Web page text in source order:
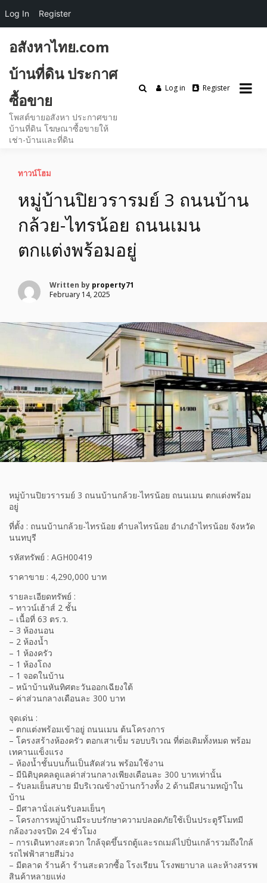
content
อสังหาไทย.com
บ้านที่ดิน ประกาศ
ซื้อขาย
โพสต์ขายอสังหา ประกาศขาย
บ้านที่ดิน โฆษณาซื้อขายให้
เช่า-บ้านและที่ดิน
Log in Register
ทาวน์โฮม
หมู่บ้านปิยวรารมย์ 3 ถนนบ้าน
กล้วย-ไทรน้อย ถนนเมน
ตกแต่งพร้อมอยู่
Written by property71
February 14, 2025
หมู่บ้านปิยวรารมย์ 3 ถนนบ้านกล้วย-ไทรน้อย ถนนเมน ตกแต่งพร้อม
อยู่
ที่ตั้ง : ถนนบ้านกล้วย-ไทรน้อย ตำบลไทรน้อย อำเภอำไทรน้อย จังหวัด
นนทบุรี
รหัสทรัพย์ : AGH00419
ราคาขาย : 4,290,000 บาท
รายละเอียดทรัพย์ :
– ทาวน์เฮ้าส์ 2 ชั้น
– เนื้อที่ 63 ตร.ว.
– 3 ห้องนอน
– 2 ห้องน้ำ
– 1 ห้องครัว
– 1 ห้องโถง
– 1 จอดในบ้าน
– หน้าบ้านหันทิศตะวันออกเฉียงใต้
– ค่าส่วนกลางเดือนละ 300 บาท
จุดเด่น :
– ตกแต่งพร้อมเข้าอยู่ ถนนเมน ต้นโครงการ
– โครงสร้างห้องครัว ตอกเสาเข็ม รอบบริเวณ ที่ต่อเติมทั้งหมด พร้อม
เทคานแข็งแรง
– ห้องน้ำชั้นบนกั้นเป็นสัดส่วน พร้อมใช้งาน
– มีนิติบุคคลดูแลค่าส่วนกลางเพียงเดือนละ 300 บาทเท่านั้น
– รับลมเย็นสบาย มีบริเวณข้างบ้านกว้างทั้ง 2 ด้านมีสนามหญ้าใน
บ้าน
– มีศาลานั่งเล่นรับลมเย็นๆ
– โครงการหมู่บ้านมีระบบรักษาความปลอดภัยใช้เป็นประตูรีโมทมี
กล้องวงจรปิด 24 ชั่วโมง
– การเดินทางสะดวก ใกล้จุดขึ้นรถตู้และรถเมล์ไปปิ่นเกล้ารวมถึงใกล้
รถไฟฟ้าสายสีม่วง
– มีตลาด ร้านค้า ร้านสะดวกซื้อ โรงเรียน โรงพยาบาล และห้างสรรพ
สินค้าหลายแห่ง
Log In Register